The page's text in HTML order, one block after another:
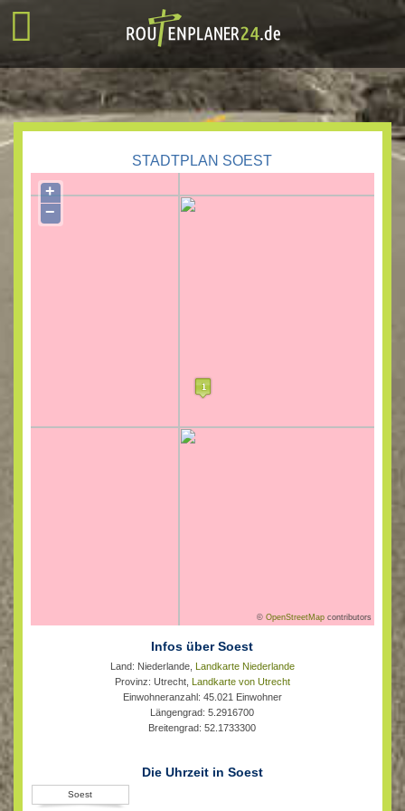
STADTPLAN SOEST
+
−
©OpenStreetMap contributors
Infos über Soest
Land: Niederlande, Landkarte Niederlande
Provinz: Utrecht, Landkarte von Utrecht
Einwohneranzahl: 45.021 Einwohner
Längengrad: 5.2916700
Breitengrad: 52.1733300
Die Uhrzeit in Soest
Soest